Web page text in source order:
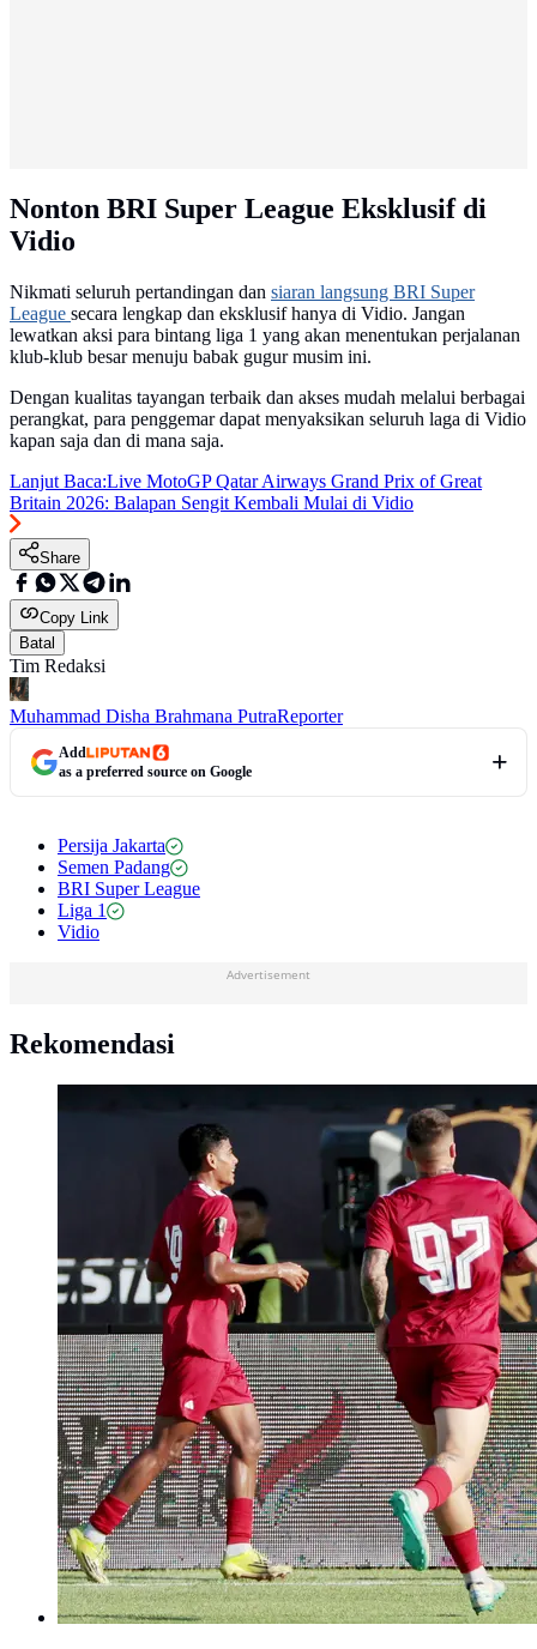
Nonton BRI Super League Eksklusif di
Vidio
Nikmati seluruh pertandingan dan siaran langsung BRI Super
League secara lengkap dan eksklusif hanya di Vidio. Jangan
lewatkan aksi para bintang liga 1 yang akan menentukan perjalanan
klub-klub besar menuju babak gugur musim ini.
Dengan kualitas tayangan terbaik dan akses mudah melalui berbagai
perangkat, para penggemar dapat menyaksikan seluruh laga di Vidio
kapan saja dan di mana saja.
Lanjut Baca:Live MotoGP Qatar Airways Grand Prix of Great
Britain 2026: Balapan Sengit Kembali Mulai di Vidio
Share
Copy Link
Batal
Tim Redaksi
Muhammad Disha Brahmana PutraReporter
Add
as a preferred source on Google
Persija Jakarta
Semen Padang
BRI Super League
Liga 1
Vidio
Advertisement
Rekomendasi